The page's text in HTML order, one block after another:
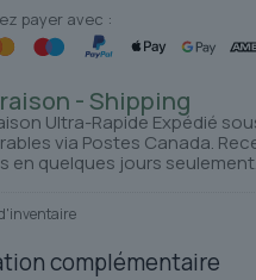
payer avec :
- Shipping
Ultra-Rapide Expédié
via Postes Canada.
en quelques jours seulement.
complémentaire